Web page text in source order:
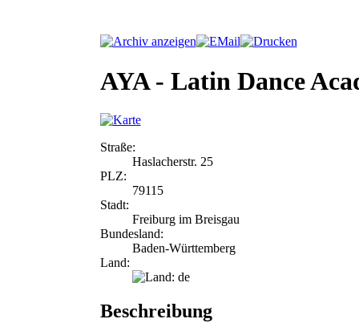
AYA - Latin Dance
Straße:
Haslacherstr. 25
PLZ:
79115
Stadt:
Freiburg im Breisgau
Bundesland:
Baden-Württemberg
Land:
Beschreibung